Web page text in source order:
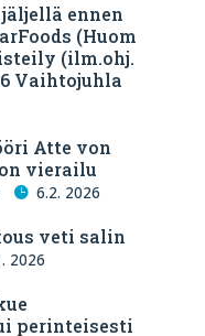
ennen
(Huom
(ilm.ohj.
Vaihtojuhla
Atte von
vierailu
6.2. 2026
veti salin
2026
perinteisesti